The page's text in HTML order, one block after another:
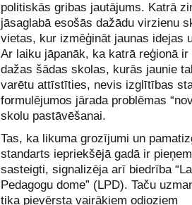
politiskās gribas jautājums. Katrā
jāsaglabā esošās dažādu virzienu
vietas, kur izmēģināt jaunas idejas
Ar laiku jāpanāk, ka katrā reģionā
dažas šādas skolas, kurās jaunie
varētu attīstīties, nevis izglītības
formulējumos jārada problēmas
skolu pastāvēšanai.
Tas, ka likuma grozījumi un
standarts iepriekšējā gadā ir
sasteigti, signalizēja arī biedrība
Pedagogu dome” (LPD). Taču
tika pievērsta vairākiem odioziem